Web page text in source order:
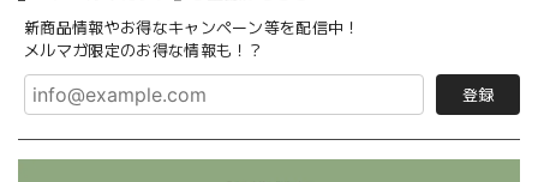
新商品情報やお得なキャンペーン等を配信中！
メルマガ限定のお得な情報も！？
登録